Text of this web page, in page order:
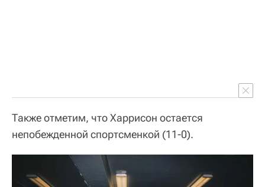
Также отметим, что Харрисон остается
непобежденной спортсменкой (11-0).